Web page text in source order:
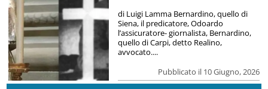
Pubblicato il 10 Giugno, 2026
di Luigi Lamma Bernardino, quello di
Siena, il predicatore, Odoardo
l’assicuratore- giornalista, Bernardino,
quello di Carpi, detto Realino,
avvocato....